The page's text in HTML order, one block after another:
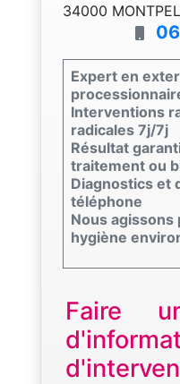
34000
Expert en
Interventions
radicales 7j/7j
Résultat
traitement ou
Diagnostics et
téléphone
Nous
hygiène
Faire